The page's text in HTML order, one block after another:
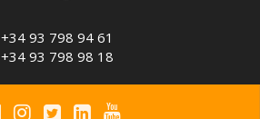
+34 93 798 94 61
+34 93 798 98 18